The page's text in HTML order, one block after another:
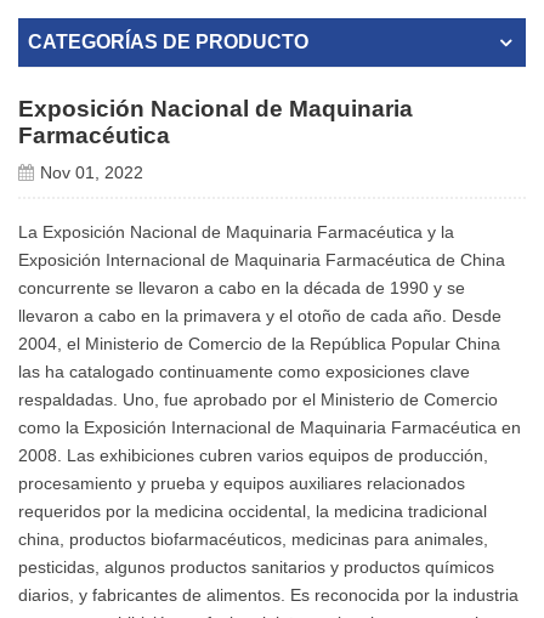
CATEGORÍAS DE PRODUCTO
Exposición Nacional de Maquinaria
Farmacéutica
Nov 01, 2022
La Exposición Nacional de Maquinaria Farmacéutica y la
Exposición Internacional de Maquinaria Farmacéutica de China
concurrente se llevaron a cabo en la década de 1990 y se
llevaron a cabo en la primavera y el otoño de cada año. Desde
2004, el Ministerio de Comercio de la República Popular China
las ha catalogado continuamente como exposiciones clave
respaldadas. Uno, fue aprobado por el Ministerio de Comercio
como la Exposición Internacional de Maquinaria Farmacéutica en
2008. Las exhibiciones cubren varios equipos de producción,
procesamiento y prueba y equipos auxiliares relacionados
requeridos por la medicina occidental, la medicina tradicional
china, productos biofarmacéuticos, medicinas para animales,
pesticidas, algunos productos sanitarios y productos químicos
diarios, y fabricantes de alimentos. Es reconocida por la industria